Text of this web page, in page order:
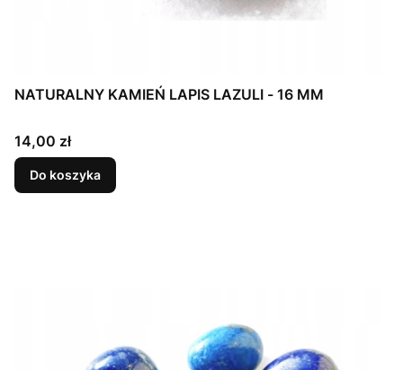
NATURALNY KAMIEŃ LAPIS LAZULI - 16 MM
Cena
14,00 zł
Do koszyka